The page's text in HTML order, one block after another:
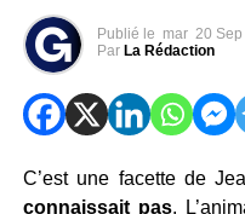
Publié le mar 20
Par La Rédaction
C’est une facette de
connaissait pas.